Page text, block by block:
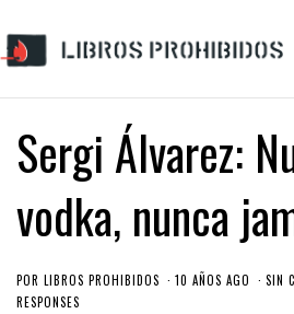
Sergi Álvarez:
vodka, nunca
POR LIBROS PROHIBIDOS 10 AÑOS AGO SIN
RESPONSES